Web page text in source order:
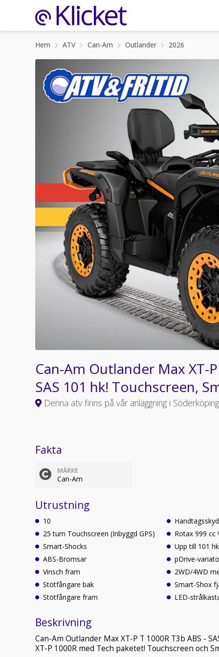
Hem ATV Can-Am Outlander 2026
Can-Am Outlander Max XT-
SAS 101 hk! Touchscreen,
Denna atv finns på vår anläggning i Söderköping
Fakta
MÄRKE
Can-Am
Utrustning
10
25 tum Touchscreen (Inbyggd GPS)
Smart-Shocks
ABS-Bromsar
Vinsch fram
Stötfångare bak
Stötfångare fram
Rotax 999 cc
Upp till 101 hk
pDrive-
2WD/4WD
Smart-Shox
LED-
Beskrivning
Can-Am Outlander Max XT-P T 1000R T3b ABS -
XT-P 1000R med Tech paketet! Touchscreen och